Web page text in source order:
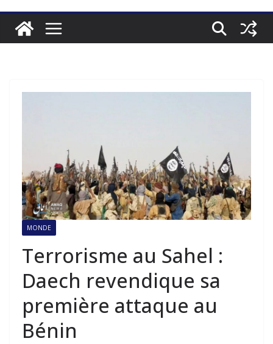
MONDE
Terrorisme au Sahel :
Daech revendique sa
première attaque au
Bénin